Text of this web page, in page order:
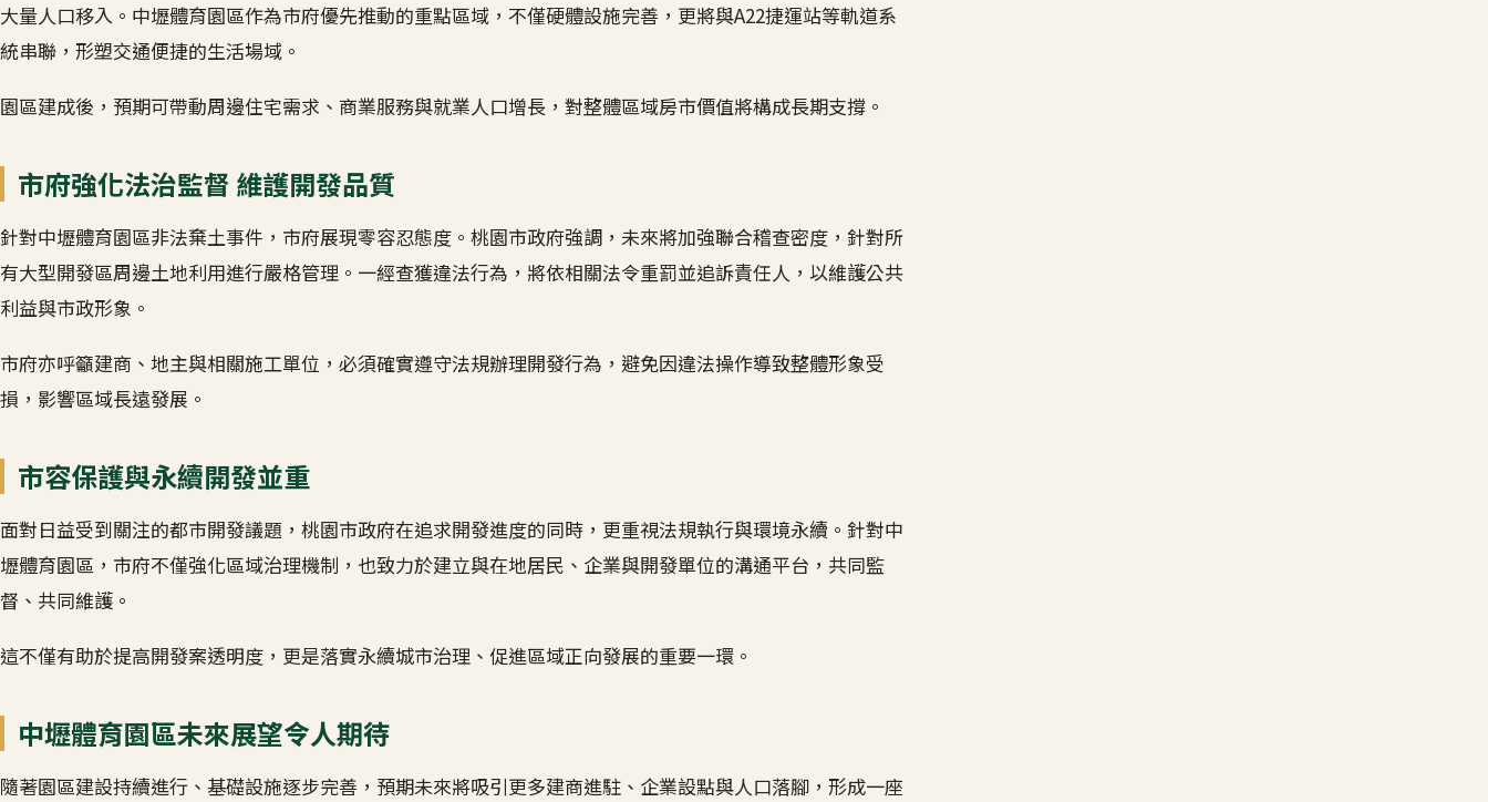
大量人口移入。中壢體育園區作為市府優先推動的重點區域，不僅硬體設施完善，更將與A22捷運站等軌道系
統串聯，形塑交通便捷的生活場域。
園區建成後，預期可帶動周邊住宅需求、商業服務與就業人口增長，對整體區域房市價值將構成長期支撐。
市府強化法治監督 維護開發品質
針對中壢體育園區非法棄土事件，市府展現零容忍態度。桃園市政府強調，未來將加強聯合稽查密度，針對所
有大型開發區周邊土地利用進行嚴格管理。一經查獲違法行為，將依相關法令重罰並追訴責任人，以維護公共
利益與市政形象。
市府亦呼籲建商、地主與相關施工單位，必須確實遵守法規辦理開發行為，避免因違法操作導致整體形象受
損，影響區域長遠發展。
市容保護與永續開發並重
面對日益受到關注的都市開發議題，桃園市政府在追求開發進度的同時，更重視法規執行與環境永續。針對中
壢體育園區，市府不僅強化區域治理機制，也致力於建立與在地居民、企業與開發單位的溝通平台，共同監
督、共同維護。
這不僅有助於提高開發案透明度，更是落實永續城市治理、促進區域正向發展的重要一環。
中壢體育園區未來展望令人期待
隨著園區建設持續進行、基礎設施逐步完善，預期未來將吸引更多建商進駐、企業設點與人口落腳，形成一座